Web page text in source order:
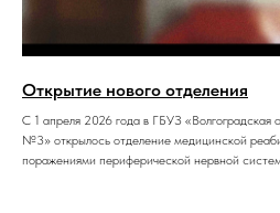
Открытие нового отделения
С 1 апреля 2026 года в ГБУЗ «Волгоградская
№3» открылось отделение медицинской
поражениями периферической нервной